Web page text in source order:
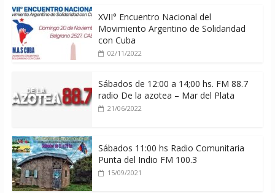
XVII° Encuentro Nacional del
Movimiento Argentino de Solidaridad
con Cuba
02/11/2022
Sábados de 12:00 a 14;00 hs. FM 88.7
radio De la azotea – Mar del Plata
21/06/2022
Sábados 11:00 hs Radio Comunitaria
Punta del Indio FM 100.3
15/09/2021